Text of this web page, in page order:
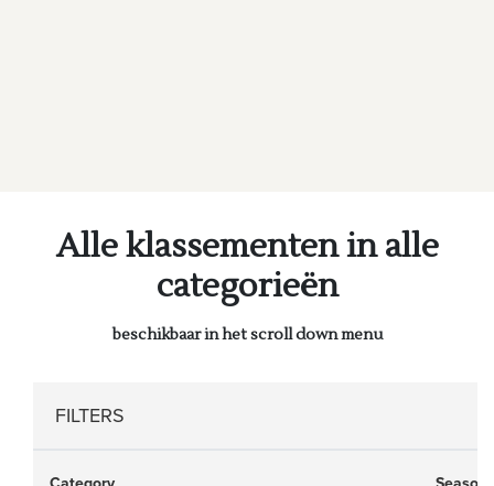
Alle klassementen in alle
categorieën
beschikbaar in het scroll down menu